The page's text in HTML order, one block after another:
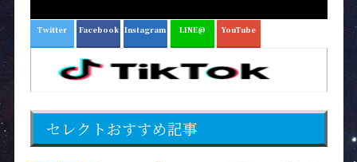
Twitter Facebook Instagram LINE@ YouTube
セレクトおすすめ記事